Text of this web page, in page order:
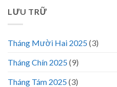
LƯU TRỮ
Tháng Mười Hai 2025(3)
Tháng Chín 2025(9)
Tháng Tám 2025(3)